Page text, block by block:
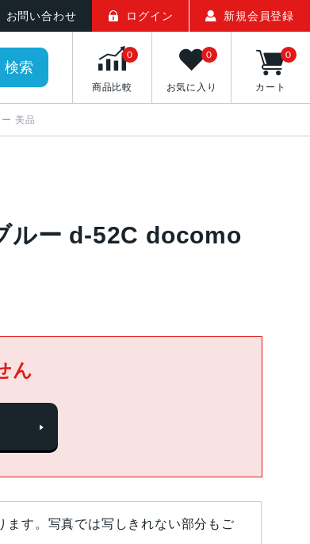
お問い合わせ ログイン 新規会員登録
検索
商品比較
0
お気に入り
0
カート
0
美品
ルー d-52C docomo
ん
ます。写真では写しきれない部分もご